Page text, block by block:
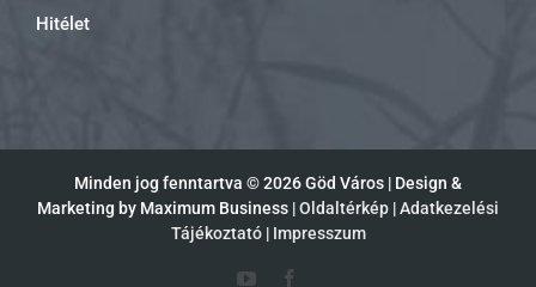
Hitélet
Minden jog fenntartva ©2026 Göd Város | Design &
Marketing by Maximum Business |Oldaltérkép |Adatkezelési
Tájékoztató| Impresszum
YouTube